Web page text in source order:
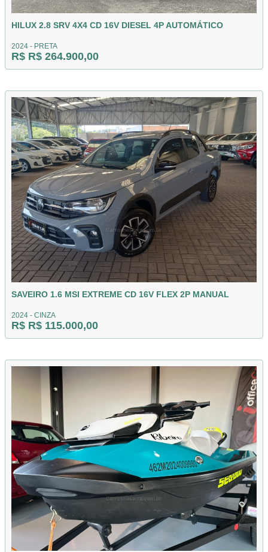
HILUX 2.8 SRV 4X4 CD 16V DIESEL 4P AUTOMÁTICO
2024 - PRETA
R$ R$ 264.900,00
SAVEIRO 1.6 MSI EXTREME CD 16V FLEX 2P MANUAL
2024 - CINZA
R$ R$ 115.000,00